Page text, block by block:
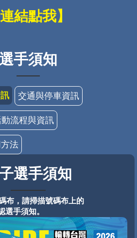
連結點我】
選手須知
交通與停車資訊
流程與資訊
法
選手須知
布，請掃描號碼布上的
選手須知。